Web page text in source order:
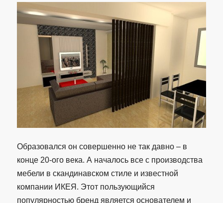
Образовался он совершенно не так давно – в
конце 20-ого века. А началось все с производства
мебели в скандинавском стиле и известной
компании ИКЕЯ. Этот пользующийся
популярностью бренд является основателем и